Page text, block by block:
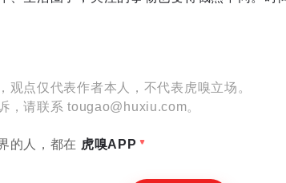
观点仅代表作者本人，不代表虎嗅立场。
，请联系 tougao@huxiu.com。
的人，都在 虎嗅APP